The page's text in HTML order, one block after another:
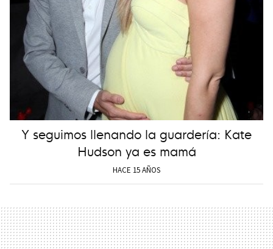
Y seguimos llenando la guardería: Kate
Hudson ya es mamá
HACE 15 AÑOS